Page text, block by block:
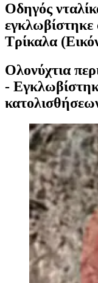
Οδηγός
Τρίκαλα
Ολονύχτια
-